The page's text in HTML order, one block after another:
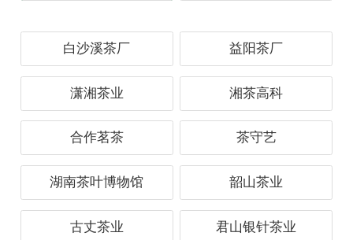
白沙溪茶厂 益阳茶厂
潇湘茶业 湘茶高科
合作茗茶 茶守艺
湖南茶叶博物馆 韶山茶业
古丈茶业 君山银针茶业